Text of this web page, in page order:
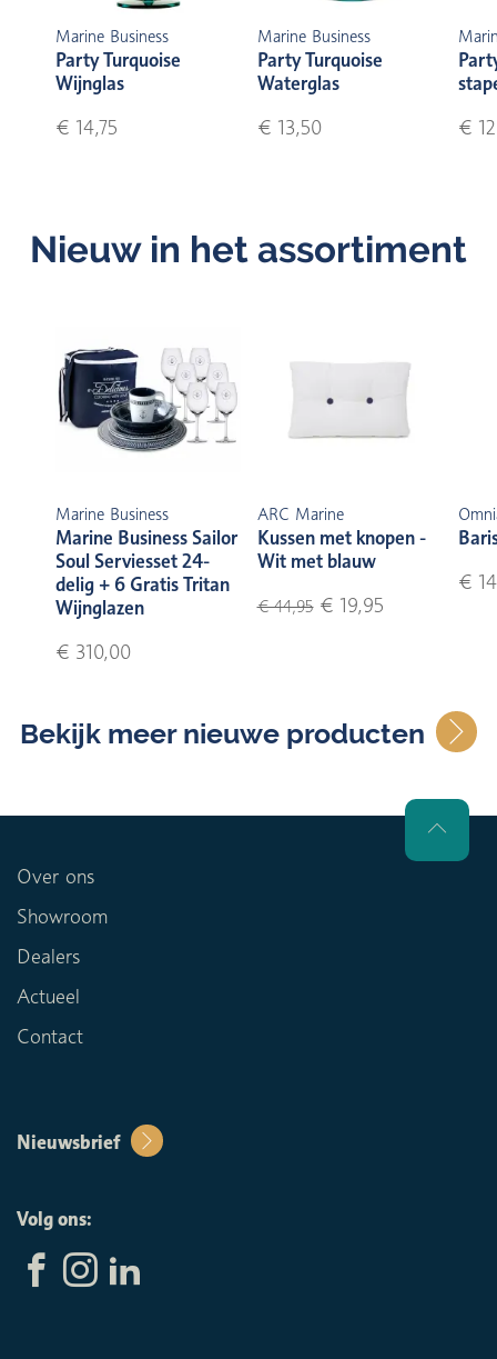
Marine Business
Party Turquoise
Wijnglas
€ 14,75
Marine Business
Party Turquoise
Waterglas
€ 13,50
€
Nieuw in het assortiment
Marine Business
Marine Business Sailor
Soul Serviesset 24-
delig + 6 Gratis Tritan
Wijnglazen
€ 310,00
ARC Marine
Kussen met knopen -
Wit met blauw
€ 44,95€ 19,95
€
Bekijk meer nieuwe producten
Over ons
Showroom
Dealers
Actueel
Contact
Nieuwsbrief
Volg ons: